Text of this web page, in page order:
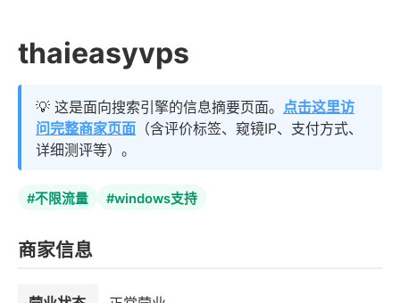
thaieasyvps
💡 这是面向搜索引擎的信息摘要页面。 点击这里访
问完整商家页面 （含评价标签、窥镜IP、支付方式、
详细测评等）。
#不限流量 #windows支持
商家信息